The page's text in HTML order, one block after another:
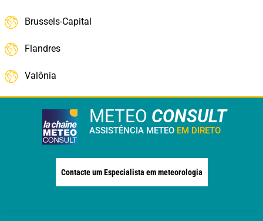
Brussels-Capital
Flandres
Valônia
METEO CONSULT
ASSISTÊNCIA METEO EM DIRETO
Contacte um Especialista em meteorologia